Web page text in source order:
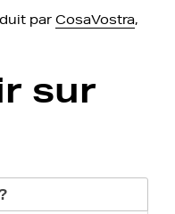
par CosaVostra,
sur